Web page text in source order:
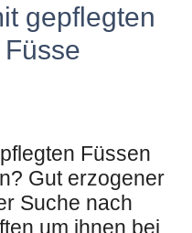
gepflegten
Füssen
Gut erzogener
Suche nach
um ihnen bei